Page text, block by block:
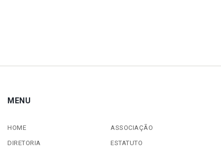
MENU
HOME ASSOCIAÇÃO
DIRETORIA ESTATUTO